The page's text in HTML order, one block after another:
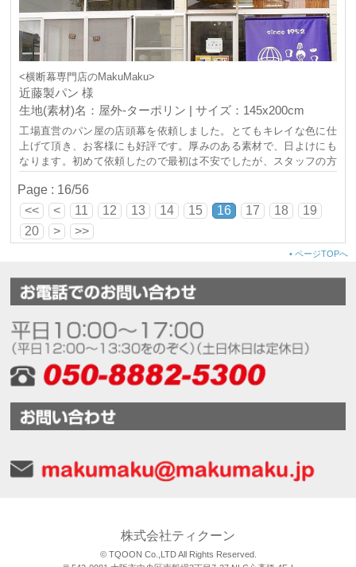
<横断幕専門店のMakuMaku>
近藤製パン 様
生地(素材)名：屋外-ターポリン | サイズ：145x200cm
工場直営のパン屋の店頭幕を依頼しました。とてもキレイな色に仕
上げて頂き、お客様にも好評です。厚みのある素材で、日よけにも
なります。初めて依頼したので最初は不安でしたが、スタッフの方
Page : 16/56
<<
< 11 12 13 14 15 16 17 18
19
20
> >>
• ページTOPへ
株式会社ティクーン
© TQOON Co.,LTD All Rights Reserved.